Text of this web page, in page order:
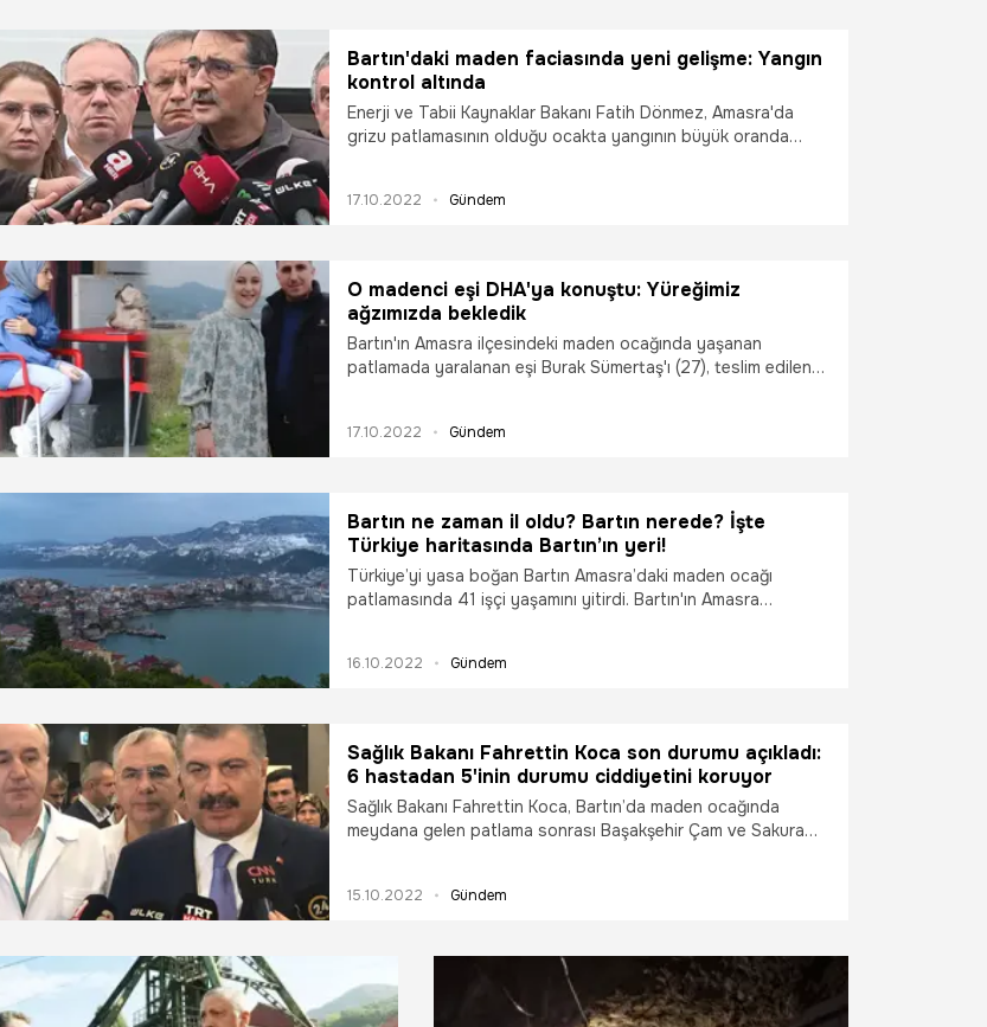
Bartın'daki maden faciasında yeni gelişme: Yangın
kontrol altında
Enerji ve Tabii Kaynaklar Bakanı Fatih Dönmez, Amasra'da
grizu patlamasının olduğu ocakta yangının büyük oranda
sönümlenmek üzere. Giderek şiddetini azaltıyor" dedi.
17.10.2022 Gündem
O madenci eşi DHA'ya konuştu: Yüreğimiz
ağzımızda bekledik
Bartın'ın Amasra ilçesindeki maden ocağında yaşanan
patlamada yaralanan eşi Burak Sümertaş'ı (27), teslim edilen
çizmesiydi, bana teslim ettiler. Diğer ayağı ağrıdığı için
17.10.2022 Gündem
Bartın ne zaman il oldu? Bartın nerede? İşte
Türkiye haritasında Bartın’ın yeri!
Türkiye’yi yasa boğan Bartın Amasra’daki maden ocağı
patlamasında 41 işçi yaşamını yitirdi. Bartın'ın Amasra
ilgili bilgiler sıklıkla araştırılıyor. Peki, Bartın ne zaman il oldu?
16.10.2022 Gündem
Sağlık Bakanı Fahrettin Koca son durumu açıkladı:
6 hastadan 5'inin durumu ciddiyetini koruyor
Sağlık Bakanı Fahrettin Koca, Bartın’da maden ocağında
meydana gelen patlama sonrası Başakşehir Çam ve Sakura
Yanık yüzdeleri yüzde 65-85 arası değişmekte. Önümüzdeki
15.10.2022 Gündem